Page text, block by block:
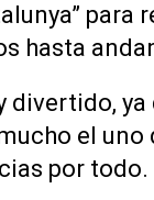
para
hasta
divertido,
el
por todo.